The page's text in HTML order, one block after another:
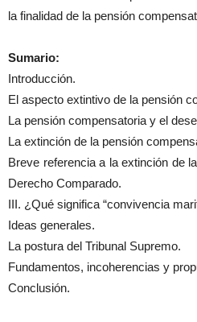
la finalidad de la pensión
Sumario:
Introducción.
El aspecto extintivo de la pensión
La pensión compensatoria y el
La extinción de la pensión
Breve referencia a la extinción de
Derecho Comparado.
III. ¿Qué significa “convivencia
Ideas generales.
La postura del Tribunal Supremo.
Fundamentos, incoherencias y
Conclusión.